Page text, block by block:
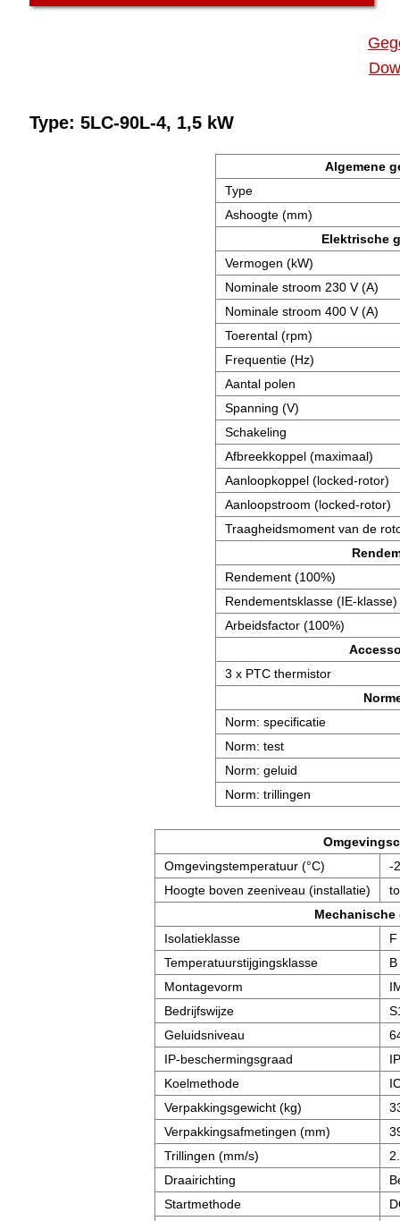
Type: 5LC-90L-4, 1,5 kW
Algemene
Type
Ashoogte (mm)
Elektrische
Vermogen (kW)
Nominale stroom 230 V (A)
Nominale stroom 400 V (A)
Toerental (rpm)
Frequentie (Hz)
Aantal polen
Spanning (V)
Schakeling
Afbreekkoppel (maximaal)
Aanloopkoppel (locked-rotor)
Aanloopstroom (locked-rotor)
Traagheidsmoment van de
Rendement (100%)
Rendementsklasse (IE-klasse)
Arbeidsfactor (100%)
3 x PTC thermistor
Norm: specificatie
Norm: test
Norm: geluid
Norm: trillingen
Omgevingstemperatuur (°C)
-
Hoogte boven zeeniveau (installatie)
Mechanische
Isolatieklasse
F
Temperatuurstijgingsklasse
B
Montagevorm
Bedrijfswijze
Geluidsniveau
IP-beschermingsgraad
Koelmethode
Verpakkingsgewicht (kg)
Verpakkingsafmetingen (mm)
Trillingen (mm/s)
Draairichting
Startmethode